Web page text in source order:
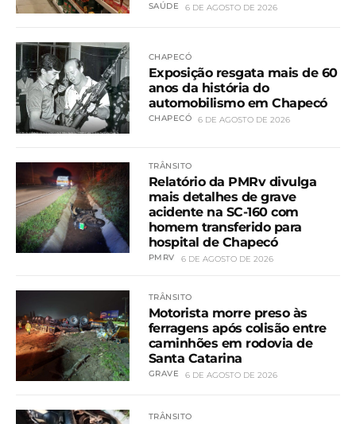
SAÚDE 6 DE AGOSTO DE 2026
CHAPECÓ
Exposição resgata mais de 60
anos da história do
automobilismo em Chapecó
CHAPECÓ 6 DE AGOSTO DE 2026
TRÂNSITO
Relatório da PMRv divulga
mais detalhes de grave
acidente na SC-160 com
homem transferido para
hospital de Chapecó
PMRV 6 DE AGOSTO DE 2026
TRÂNSITO
Motorista morre preso às
ferragens após colisão entre
caminhões em rodovia de
Santa Catarina
GRAVE 6 DE AGOSTO DE 2026
TRÂNSITO